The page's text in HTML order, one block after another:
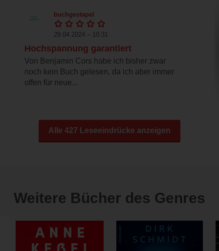
buchgestapel
29.04.2024 – 10:31
Hochspannung garantiert
Von Benjamin Cors habe ich bisher zwar
noch kein Buch gelesen, da ich aber immer
offen für neue...
Alle 427 Leseeindrücke anzeigen
Weitere Bücher des Genres